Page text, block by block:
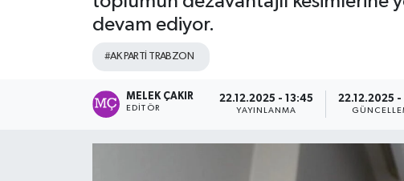
devam ediyor.
#AK PARTİ TRABZON
MELEK ÇAKIR
EDITÖR
22.12.2025 - 13:45
YAYINLANMA
22.12.2025 -